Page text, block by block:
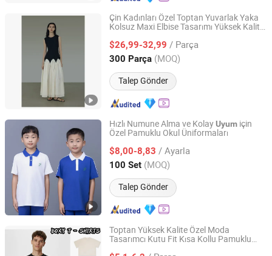
Çin Kadınları Özel Toptan Yuvarlak Yaka
Kolsuz Maxi Elbise Tasarımı Yüksek Kalite
$26,99-32,99 / Parça
300 Parça (MOQ)
Talep Gönder
Jiaxing Qijia Imp&Exp Co., Ltd
Zhejiang, China Fiyat 2025
Hızlı Numune Alma ve KolayUyum için
Özel Pamuklu Okul Üniformaları
$8,00-8,83 / Ayarla
100 Set (MOQ)
Talep Gönder
Zhongshan Da'ai Wujiang Clothing Co., Ltd.
Guangdong, China Fiyat 2026
Toptan Yüksek Kalite Özel Moda
Tasarımcı Kutu Fit Kısa Kollu Pamuklu
Zhousi (Shenzhen) Clothing Co., Ltd.